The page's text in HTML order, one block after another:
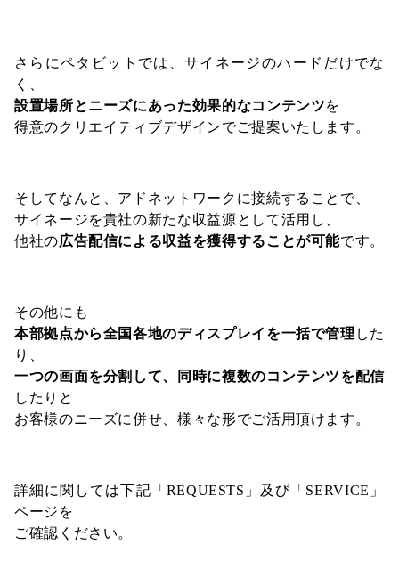
さらにペタビットでは、サイネージのハードだけでな
く、
設置場所とニーズにあった効果的なコンテンツを
得意のクリエイティブデザインでご提案いたします。
そしてなんと、アドネットワークに接続することで、
サイネージを貴社の新たな収益源として活用し、
他社の広告配信による収益を獲得することが可能です。
その他にも
本部拠点から全国各地のディスプレイを一括で管理 した
り、
一つの画面を分割して、同時に複数のコンテンツを配信
したりと
お客様のニーズに併せ、様々な形でご活用頂けます。
詳細に関しては下記「REQUESTS」及び「SERVICE」
ページを
ご確認ください。